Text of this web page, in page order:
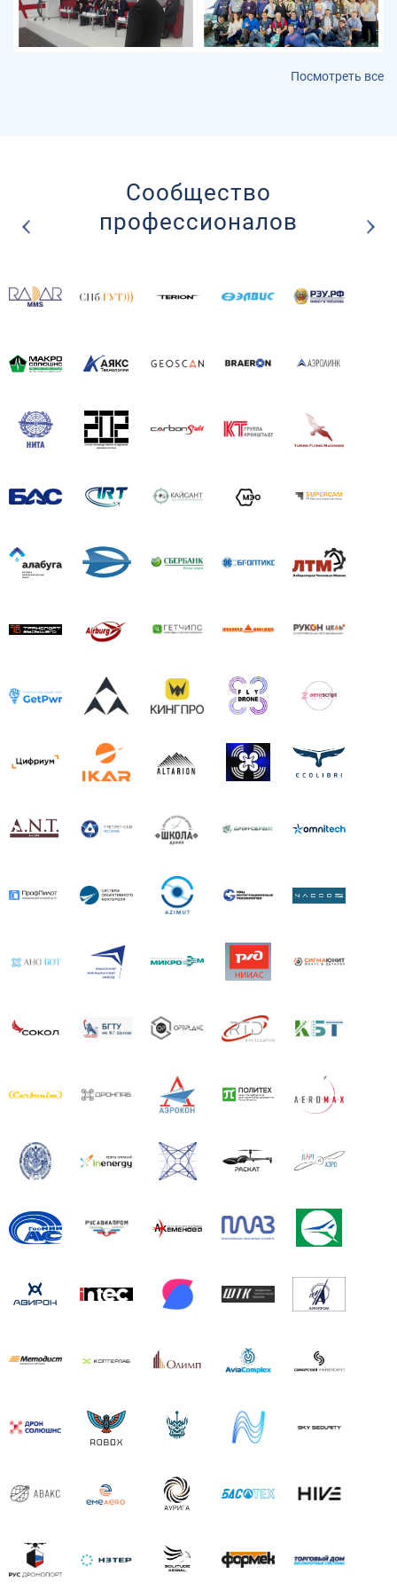
Бабинцев Глеб Владимирович: Я снова повторю вопрос
про уклонение двух БВС, которые оказались рядом, но без
технологий идентификации
Бобряков Валерий Григорьевич
Автоматическое УКЛОНЕНИЕ в авиации недопустимо.
ИКАО. Баденское озеро. Внутри роя ...
"АЭРОНЕКСТ" приступил к практической апробации
технологий идентификации
Григорьевич, ключевое в первом вопросе - автономность
полета, ведь связь между бортом и землей имеет
может быть нарушена, что р...
Бобряков Валерий Григорьевич : Легко. ПАК Flyrf по
на НСУ.Важнее другое: Предупреждение передается на
экран пилота ПВС. Автоматическое уклонение БВС
недопустимо во всех случаях. Ав...
"АЭРОНЕКСТ" приступил к практической апробации
технологий идентификации
Бабинцев Глеб Владимирович
: Расскажите, пожалуйста,
уважаемый Валерий Григорьевич, Как ПАК Flyrf
предотвратит столкновение двух автономно летящих
"АЭРОНЕКСТ" приступил к практической апробации
Бобряков Валерий Григорьевич: Принят и реалиуется
протокол передачи данных о БВС в СППИ всеми
Выделены деньги. Здесь и определятся хорошие и плохие
поставщики информации. Лишние п...
БВС с 1 марта 2024 года
нужно для быстрого взлета с 1 марта 2025г.?С уважением,
Flyrf
БВС с 1 марта 2024 года
Посмотреть все
Сообщество
профессионалов